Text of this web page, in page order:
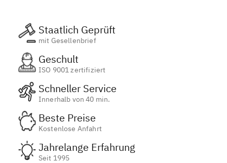
Staatlich Geprüft
mit Gesellenbrief
Geschult
ISO 9001 zertifiziert
Schneller Service
Innerhalb von 40 min.
Beste Preise
Kostenlose Anfahrt
Jahrelange Erfahrung
Seit 1995